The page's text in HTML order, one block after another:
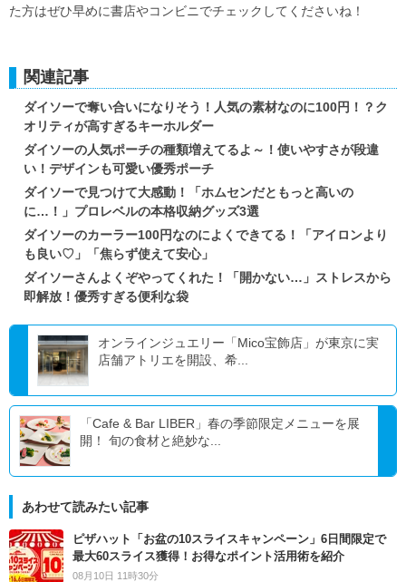
た方はぜひ早めに書店やコンビニでチェックしてくださいね！
関連記事
ダイソーで奪い合いになりそう！人気の素材なのに100円！？ク
オリティが高すぎるキーホルダー
ダイソーの人気ポーチの種類増えてるよ～！使いやすさが段違
い！デザインも可愛い優秀ポーチ
ダイソーで見つけて大感動！「ホムセンだともっと高いの
に…！」プロレベルの本格収納グッズ3選
ダイソーのカーラー100円なのによくできてる！「アイロンより
も良い♡」「焦らず使えて安心」
ダイソーさんよくぞやってくれた！「開かない…」ストレスから
即解放！優秀すぎる便利な袋
オンラインジュエリー「Mico宝飾店」が東京に実
店舗アトリエを開設、希...
「Cafe & Bar LIBER」春の季節限定メニューを展
開！ 旬の食材と絶妙な...
あわせて読みたい記事
ピザハット「お盆の10スライスキャンペーン」6日間限定で
最大60スライス獲得！お得なポイント活用術を紹介
08月10日 11時30分